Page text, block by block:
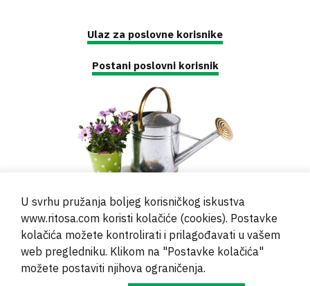
Ulaz za poslovne korisnike
Postani poslovni korisnik
© 2000 - 2024 Brati Ritoša d.o.o.
U svrhu pružanja boljeg korisničkog iskustva
www.ritosa.com koristi kolačiće (cookies). Postavke
kolačića možete kontrolirati i prilagođavati u vašem
web pregledniku. Klikom na "Postavke kolačića"
možete postaviti njihova ograničenja.